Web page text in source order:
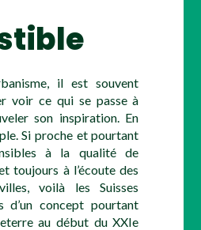
il est souvent
voir ce qui se passe à
son inspiration. En
Si proche et pourtant
à la qualité de
toujours à l’écoute des
voilà les Suisses
d’un concept pourtant
au début du XXIe